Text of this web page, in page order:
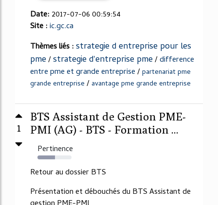
Date: 2017-07-06 00:59:54
Site :ic.gc.ca
Thèmes liés :strategie d entreprise pour les
pme/strategie d'entreprise pme/difference
entre pme et grande entreprise/partenariat pme
grande entreprise /avantage pme grande entreprise
1
BTS Assistant de Gestion PME-
PMI (AG) - BTS - Formation ...
Pertinence
52%
Retour au dossier BTS
Présentation et débouchés du BTS Assistant de